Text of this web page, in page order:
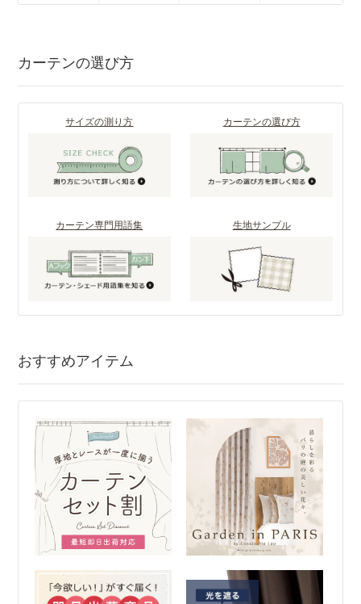
カーテンの選び方
サイズの測り方 カーテンの選び方
カーテン専門用語集 生地サンプル
おすすめアイテム